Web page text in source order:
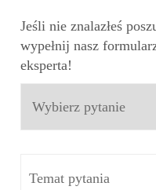
Jeśli nie znalazłeś
wypełnij nasz
eksperta!